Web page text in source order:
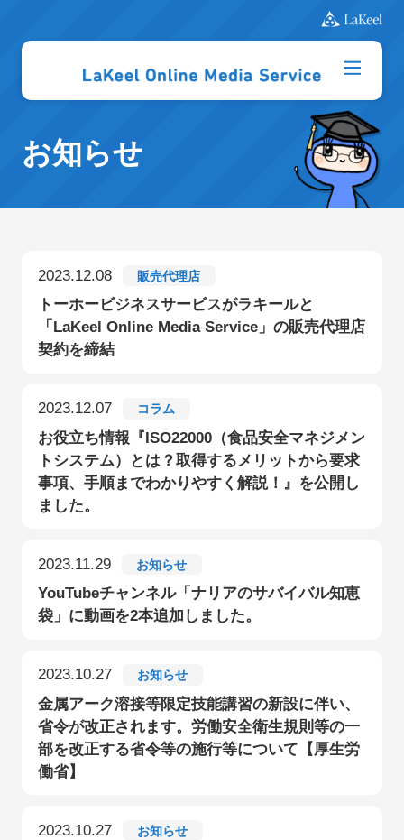
お知らせ
2023.12.08 販売代理店
トーホービジネスサービスがラキールと
「LaKeel Online Media Service」の販売代理店
契約を締結
2023.12.07 コラム
お役立ち情報『ISO22000（食品安全マネジメン
トシステム）とは？取得するメリットから要求
事項、手順までわかりやすく解説！』を公開し
ました。
2023.11.29 お知らせ
YouTubeチャンネル「ナリアのサバイバル知恵
袋」に動画を2本追加しました。
2023.10.27 お知らせ
金属アーク溶接等限定技能講習の新設に伴い、
省令が改正されます。労働安全衛生規則等の一
部を改正する省令等の施行等について【厚生労
働省】
2023.10.27 お知らせ